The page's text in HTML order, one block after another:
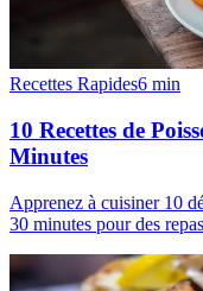
Recettes Rapides6 min
10 Recettes de
Minutes
Apprenez à cuisiner 10
30 minutes pour des